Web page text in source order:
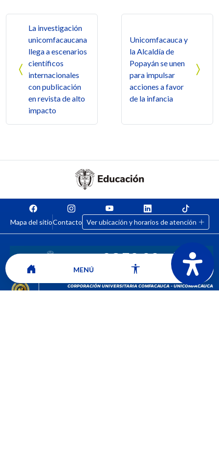
La investigación
unicomfacaucana
llega a escenarios
científicos
internacionales
con publicación
en revista de alto
impacto
Unicomfacauca y
la Alcaldía de
Popayán se unen
para impulsar
acciones a favor
de la infancia
Mapa del sitioContacto Ver ubicación y horarios de atención
CORPORACIÓN UNIVERSITARIA COMFACAUCA - UNICOMFACAUCA
Institución de Educación Superior sujeta a inspección y vigilancia por el
MENÚ